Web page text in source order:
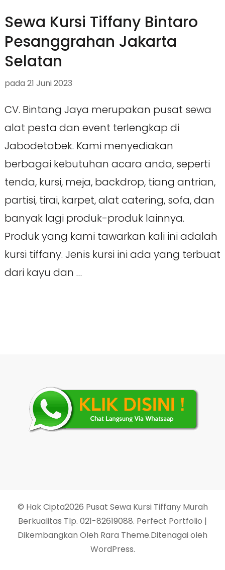
Sewa Kursi Tiffany Bintaro
Pesanggrahan Jakarta
Selatan
pada 21 Juni 2023
CV. Bintang Jaya merupakan pusat sewa
alat pesta dan event terlengkap di
Jabodetabek. Kami menyediakan
berbagai kebutuhan acara anda, seperti
tenda, kursi, meja, backdrop, tiang antrian,
partisi, tirai, karpet, alat catering, sofa, dan
banyak lagi produk-produk lainnya.
Produk yang kami tawarkan kali ini adalah
kursi tiffany. Jenis kursi ini ada yang terbuat
dari kayu dan …
© Hak Cipta2026 Pusat Sewa Kursi Tiffany Murah
Berkualitas Tlp. 021-82619088. Perfect Portfolio |
Dikembangkan Oleh Rara Theme.Ditenagai oleh
WordPress.